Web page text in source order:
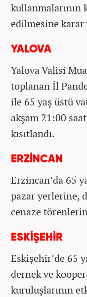
kullanmalarının
edilmesine
YALOVA
Yalova Valisi
toplanan İl
ile 65 yaş üstü
akşam 21:00
kısıtlandı.
ERZİNCAN
Erzincan’da 65
pazar yerlerine,
cenaze
ESKİŞEHİR
Eskişehir’de 65
dernek ve
kuruluşlarının